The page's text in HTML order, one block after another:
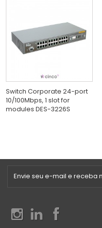
Switch Corporate 24-port
10/100Mbps, 1 slot for
modules DES-3226S